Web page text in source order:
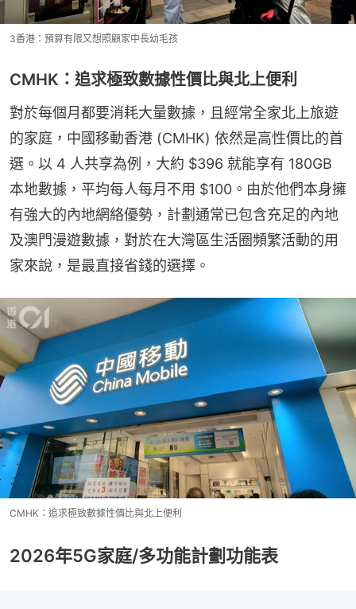
3香港：預算有限又想照顧家中長幼毛孩
CMHK：追求極致數據性價比與北上便利
對於每個月都要消耗大量數據，且經常全家北上旅遊
的家庭，中國移動香港 (CMHK) 依然是高性價比的首
選。以 4 人共享為例，大約 $396 就能享有 180GB
本地數據，平均每人每月不用 $100。由於他們本身擁
有強大的內地網絡優勢，計劃通常已包含充足的內地
及澳門漫遊數據，對於在大灣區生活圈頻繁活動的用
家來說，是最直接省錢的選擇。
CMHK：追求極致數據性價比與北上便利
2026年5G家庭/多功能計劃功能表